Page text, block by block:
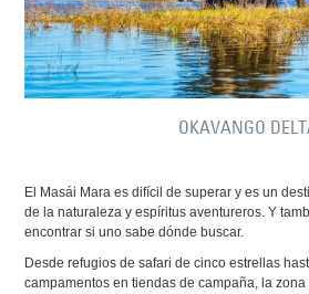
OKAVANGO
El Masái Mara es difícil de superar y es un
de la naturaleza y espíritus aventureros. Y
encontrar si uno sabe dónde buscar.
Desde refugios de safari de cinco estrellas
campamentos en tiendas de campaña, la